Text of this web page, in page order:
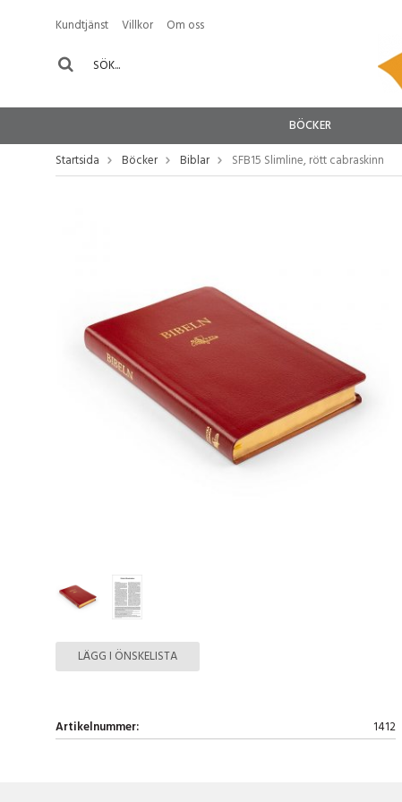
Kundtjänst Villkor Om oss
BÖCKER
Startsida
Böcker Biblar SFB15 Slimline, rött cabraskinn
LÄGG I ÖNSKELISTA
Artikelnummer: 1412